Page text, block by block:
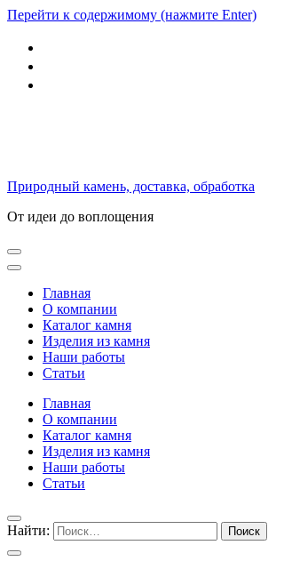
Перейти к содержимому (нажмите Enter)
Природный камень, доставка, обработка
От идеи до воплощения
Главная
О компании
Каталог камня
Изделия из камня
Наши работы
Статьи
Главная
О компании
Каталог камня
Изделия из камня
Наши работы
Статьи
Найти: